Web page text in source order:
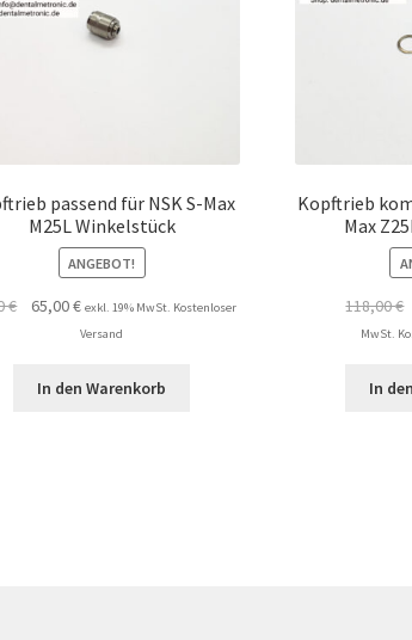
passend für NSK S-Max
M25L Winkelstück
ANGEBOT!
€
Ursprünglicher
75,00 €
65,00€Aktueller
Preis
65,00 €.
exkl. 19% MwSt. Kostenloser
Versand
In den Warenkorb
Kopftrieb
Max
118,00€
MwSt.
In